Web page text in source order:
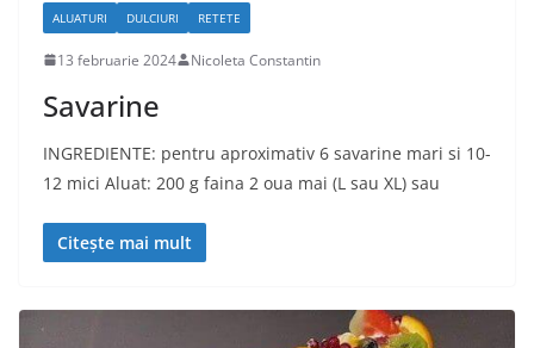
ALUATURI DULCIURI RETETE
13 februarie 2024 Nicoleta Constantin
Savarine
INGREDIENTE: pentru aproximativ 6 savarine mari si 10-
12 mici Aluat: 200 g faina 2 oua mai (L sau XL) sau
Citește mai mult